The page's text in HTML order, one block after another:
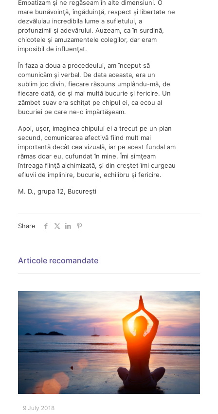
Empatizam şi ne regăseam în alte dimensiuni. O
mare bunăvoinţă, îngăduinţă, respect şi libertate ne
dezvăluiau incredibila lume a sufletului, a
profunzimii şi adevărului. Auzeam, ca în surdină,
chicotele şi amuzamentele colegilor, dar eram
imposibil de influenţat.
În faza a doua a procedeului, am început să
comunicăm şi verbal. De data aceasta, era un
sublim joc divin, fiecare răspuns umplându-mă, de
fiecare dată, de şi mai multă bucurie şi fericire. Un
zâmbet suav era schiţat pe chipul ei, ca ecou al
bucuriei pe care ne-o împărtăşeam.
Apoi, uşor, imaginea chipului ei a trecut pe un plan
secund, comunicarea afectivă fiind mult mai
importantă decât cea vizuală, iar pe acest fundal am
rămas doar eu, cufundat în mine. Îmi simţeam
întreaga fiinţă alchimizată, şi din creştet îmi curgeau
efluvii de împlinire, bucurie, echilibru şi fericire.
M. D., grupa 12, Bucureşti
Share
Articole recomandate
9 July 2018